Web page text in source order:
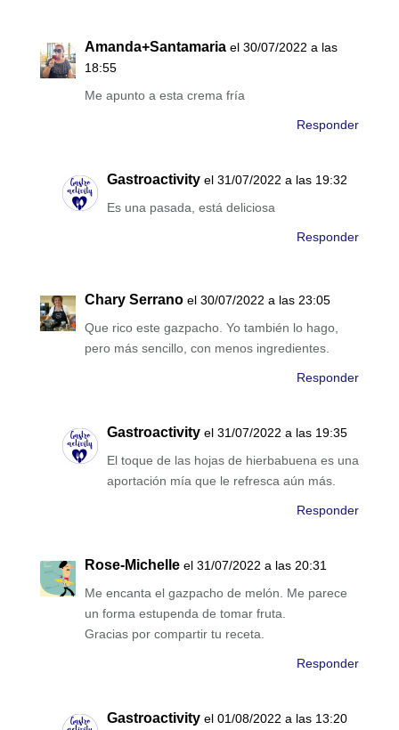
Amanda+Santamaria el 30/07/2022 a las
18:55
Me apunto a esta crema fría
Responder
Gastroactivity el 31/07/2022 a las 19:32
Es una pasada, está deliciosa
Responder
Chary Serrano el 30/07/2022 a las 23:05
Que rico este gazpacho. Yo también lo hago,
pero más sencillo, con menos ingredientes.
Responder
Gastroactivity el 31/07/2022 a las 19:35
El toque de las hojas de hierbabuena es una
aportación mía que le refresca aún más.
Responder
Rose-Michelle el 31/07/2022 a las 20:31
Me encanta el gazpacho de melón. Me parece
un forma estupenda de tomar fruta.
Gracias por compartir tu receta.
Responder
Gastroactivity el 01/08/2022 a las 13:20